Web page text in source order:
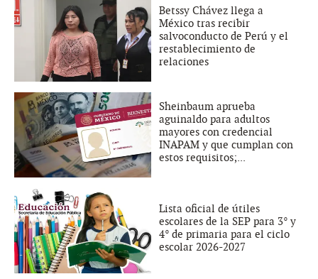
Betssy Chávez llega a
México tras recibir
salvoconducto de Perú y el
restablecimiento de
relaciones
Sheinbaum aprueba
aguinaldo para adultos
mayores con credencial
INAPAM y que cumplan con
estos requisitos;...
Lista oficial de útiles
escolares de la SEP para 3° y
4° de primaria para el ciclo
escolar 2026-2027